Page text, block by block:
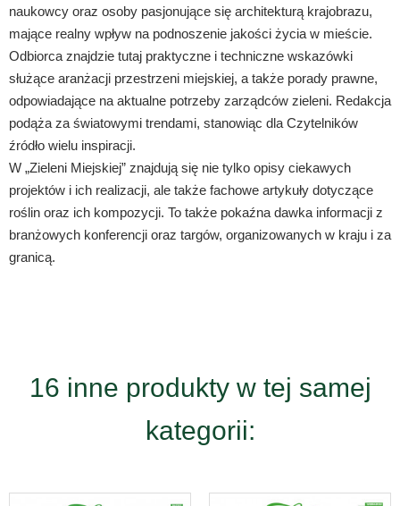
naukowcy oraz osoby pasjonujące się architekturą krajobrazu,
mające realny wpływ na podnoszenie jakości życia w mieście.
Odbiorca znajdzie tutaj praktyczne i techniczne wskazówki
służące aranżacji przestrzeni miejskiej, a także porady prawne,
odpowiadające na aktualne potrzeby zarządców zieleni. Redakcja
podąża za światowymi trendami, stanowiąc dla Czytelników
źródło wielu inspiracji.
W „Zieleni Miejskiej” znajdują się nie tylko opisy ciekawych
projektów i ich realizacji, ale także fachowe artykuły dotyczące
roślin oraz ich kompozycji. To także pokaźna dawka informacji z
branżowych konferencji oraz targów, organizowanych w kraju i za
granicą.
16 inne produkty w tej samej
kategorii: